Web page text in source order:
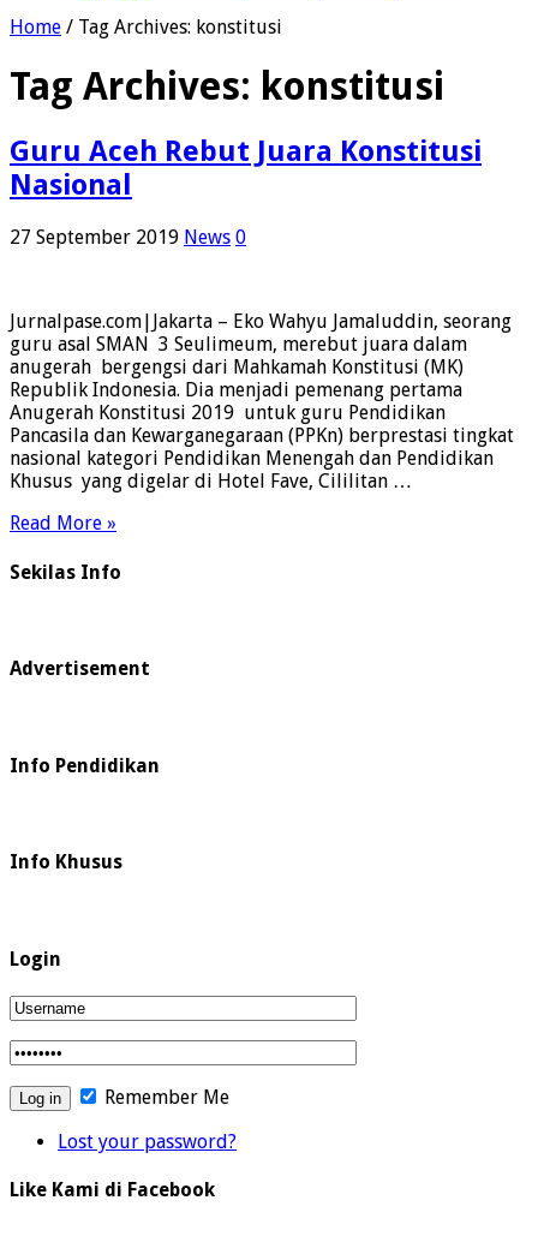
Home / Tag Archives: konstitusi
Tag Archives: konstitusi
Guru Aceh Rebut Juara Konstitusi
Nasional
27 September 2019 News 0
Jurnalpase.com|Jakarta – Eko Wahyu Jamaluddin, seorang
guru asal SMAN 3 Seulimeum, merebut juara dalam
anugerah bergengsi dari Mahkamah Konstitusi (MK)
Republik Indonesia. Dia menjadi pemenang pertama
Anugerah Konstitusi 2019 untuk guru Pendidikan
Pancasila dan Kewarganegaraan (PPKn) berprestasi tingkat
nasional kategori Pendidikan Menengah dan Pendidikan
Khusus yang digelar di Hotel Fave, Cililitan …
Read More »
Sekilas Info
Advertisement
Info Pendidikan
Info Khusus
Login
Remember Me
Lost your password?
Like Kami di Facebook